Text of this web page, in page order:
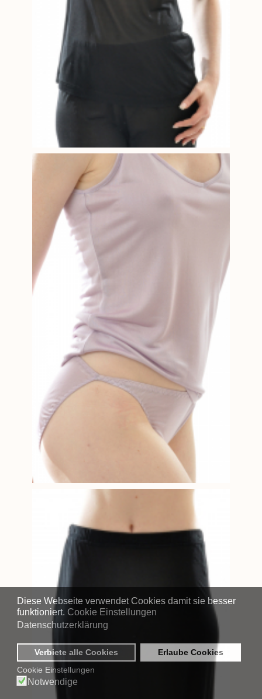
Diese Webseite verwendet Cookies damit sie besser
funktioniert. Cookie Einstellungen
Datenschutzerklärung
Verbiete alle Cookies
Erlaube Cookies
Cookie Einstellungen
Notwendige